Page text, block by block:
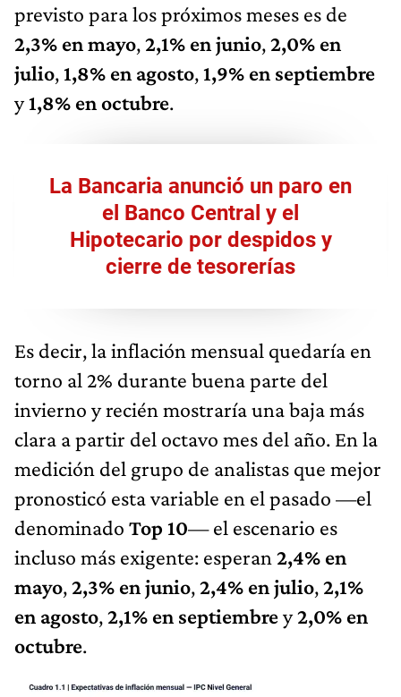
previsto para los próximos meses es de
2,3% en mayo,2,1% en junio,2,0% en
julio,1,8% en agosto,1,9% en septiembre
y1,8% en octubre.
La Bancaria anunció un paro en
el Banco Central y el
Hipotecario por despidos y
cierre de tesorerías
Es decir, la inflación mensual quedaría en
torno al 2% durante buena parte del
invierno y recién mostraría una baja más
clara a partir del octavo mes del año. En la
medición del grupo de analistas que mejor
pronosticó esta variable en el pasado —el
denominado Top 10— el escenario es
incluso más exigente: esperan 2,4% en
mayo,2,3% en junio,2,4% en julio,2,1%
en agosto,2,1% en septiembrey2,0% en
octubre.